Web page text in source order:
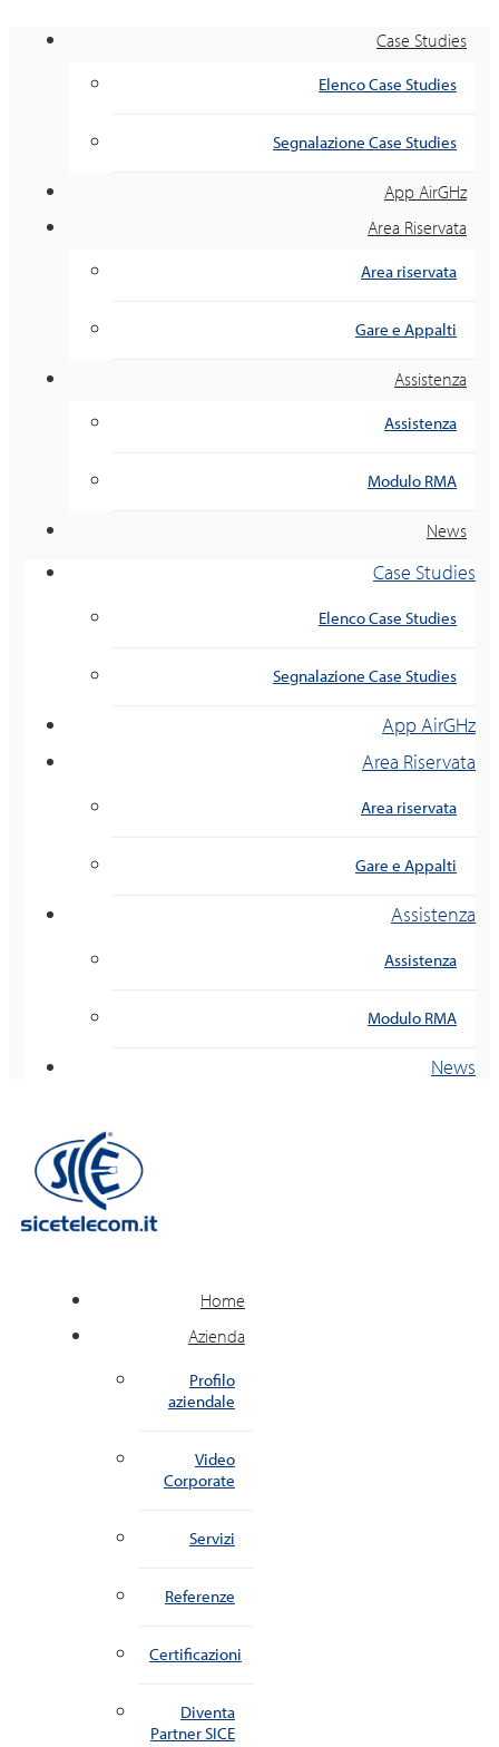
Case Studies
Elenco Case Studies
Segnalazione Case Studies
App AirGHz
Area Riservata
Area riservata
Gare e Appalti
Assistenza
Assistenza
Modulo RMA
News
Case Studies
Elenco Case Studies
Segnalazione Case Studies
App AirGHz
Area Riservata
Area riservata
Gare e Appalti
Assistenza
Assistenza
Modulo RMA
News
Home
Azienda
Profilo
aziendale
Video
Corporate
Servizi
Referenze
Certificazioni
Diventa
Partner SICE